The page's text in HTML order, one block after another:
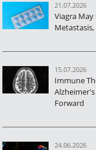
21.07.2026
Viagra May
15.07.2026
Immune
Alzheimer's
Forward
24.06.2026